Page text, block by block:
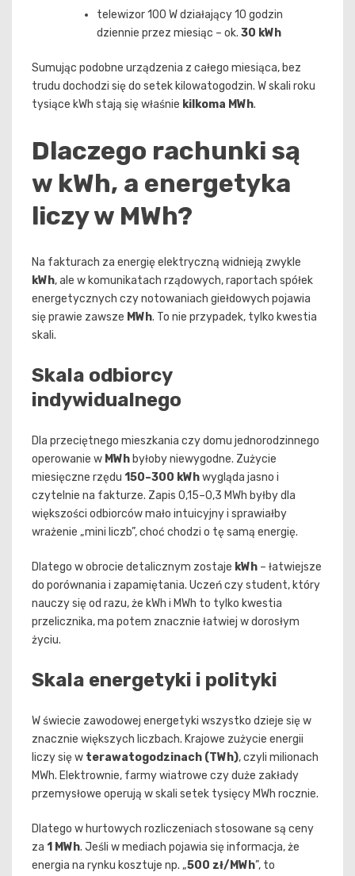
telewizor 100 W działający 10 godzin
dziennie przez miesiąc – ok. 30 kWh
Sumując podobne urządzenia z całego miesiąca, bez
trudu dochodzi się do setek kilowatogodzin. W skali roku
tysiące kWh stają się właśnie kilkoma MWh.
Dlaczego rachunki są
w kWh, a energetyka
liczy w MWh?
Na fakturach za energię elektryczną widnieją zwykle
kWh, ale w komunikatach rządowych, raportach spółek
energetycznych czy notowaniach giełdowych pojawia
się prawie zawsze MWh. To nie przypadek, tylko kwestia
skali.
Skala odbiorcy
indywidualnego
Dla przeciętnego mieszkania czy domu jednorodzinnego
operowanie w MWhbyłoby niewygodne. Zużycie
miesięczne rzędu 150–300 kWhwygląda jasno i
czytelnie na fakturze. Zapis 0,15–0,3 MWh byłby dla
większości odbiorców mało intuicyjny i sprawiałby
wrażenie „mini liczb”, choć chodzi o tę samą energię.
Dlatego w obrocie detalicznym zostaje kWh – łatwiejsze
do porównania i zapamiętania. Uczeń czy student, który
nauczy się od razu, że kWh i MWh to tylko kwestia
przelicznika, ma potem znacznie łatwiej w dorosłym
życiu.
Skala energetyki i polityki
W świecie zawodowej energetyki wszystko dzieje się w
znacznie większych liczbach. Krajowe zużycie energii
liczy się w terawatogodzinach (TWh), czyli milionach
MWh. Elektrownie, farmy wiatrowe czy duże zakłady
przemysłowe operują w skali setek tysięcy MWh rocznie.
Dlatego w hurtowych rozliczeniach stosowane są ceny
za 1 MWh. Jeśli w mediach pojawia się informacja, że
energia na rynku kosztuje np. „500 zł/MWh”, to